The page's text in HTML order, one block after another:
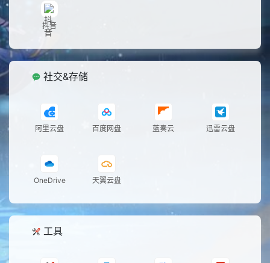
抖音
社交&存储
阿里云盘 百度网盘 蓝奏云 迅雷云盘
OneDrive 天翼云盘
工具